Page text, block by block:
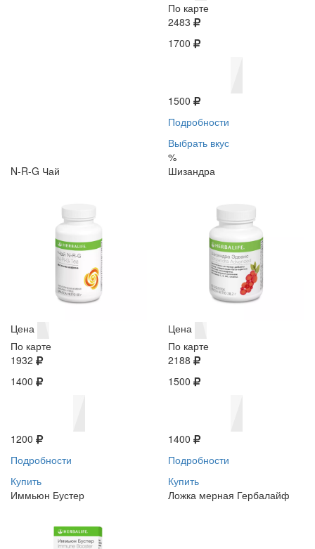
По карте
2483
1700
1500
Подробности
Выбрать вкус
%
N-R-G Чай
Цена
По карте
1932
1400
1200
Подробности
Купить
Шизандра
Цена
По карте
2188
1500
1400
Подробности
Купить
Иммьюн Бустер
Ложка мерная Гербалайф